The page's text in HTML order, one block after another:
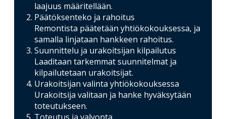
laajuus määritellään.
Päätöksenteko ja rahoitus
Remontista päätetään yhtiökokouksessa, ja
samalla linjataan hankkeen rahoitus.
Suunnittelu ja urakoitsijan kilpailutus
Laaditaan tarkemmat suunnitelmat ja
kilpailutetaan urakoitsijat.
Urakoitsijan valinta yhtiökokouksessa
Urakoitsija valitaan ja hanke hyväksytään
toteutukseen.